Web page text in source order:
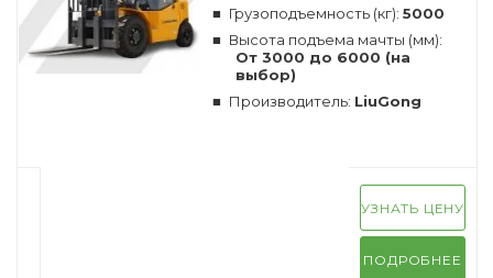
Грузоподъемность (кг): 5000
Высота подъема мачты (мм):
От 3000 до 6000 (на
выбор)
Производитель: LiuGong
УЗНАТЬ ЦЕНУ
ПОДРОБНЕЕ